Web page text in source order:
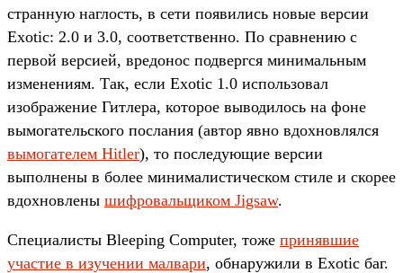
странную наглость, в сети появились новые версии
Exotic: 2.0 и 3.0, соответственно. По сравнению с
первой версией, вредонос подвергся минимальным
изменениям. Так, если Exotic 1.0 использовал
изображение Гитлера, которое выводилось на фоне
вымогательского послания (автор явно вдохновлялся
вымогателем Hitler), то последующие версии
выполнены в более минималистическом стиле и скорее
вдохновлены шифровальщиком Jigsaw.
Специалисты Bleeping Computer, тоже принявшие
участие в изучении малвари, обнаружили в Exotic баг.